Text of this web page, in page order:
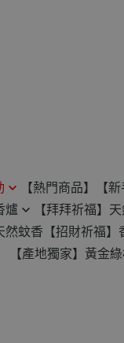
【熱門商品】 【
爐 【拜拜祈福】
然蚊香 【招財祈福
【產地獨家】黃金